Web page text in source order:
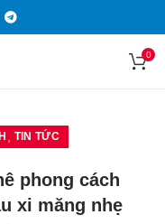
0
TIN TỨC
phong cách
xi măng nhẹ